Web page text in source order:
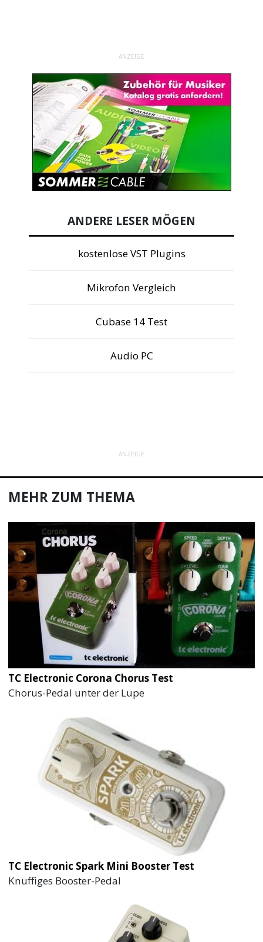
ANZEIGE
ANDERE LESER MÖGEN
kostenlose VST Plugins
Mikrofon Vergleich
Cubase 14 Test
Audio PC
ANZEIGE
MEHR ZUM THEMA
TC Electronic Corona Chorus Test
Chorus-Pedal unter der Lupe
TC Electronic Spark Mini Booster Test
Knuffiges Booster-Pedal